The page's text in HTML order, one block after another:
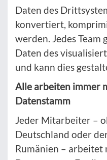
Daten des
konvertiert,
werden. Jedes
Daten des
und kann dies
Alle arbeiten immer
Datenstamm
Jeder Mitarbeiter –
Deutschland oder
Rumänien – arbeitet